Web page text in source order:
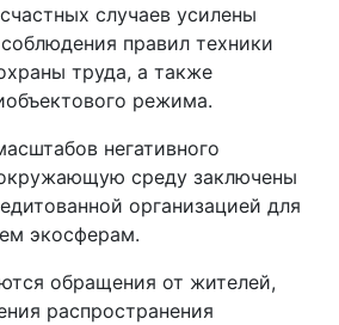
случаев усилены
правил техники
труда, а также
режима.
негативного
среду заключены
организацией для
экосферам.
обращения от жителей,
распространения